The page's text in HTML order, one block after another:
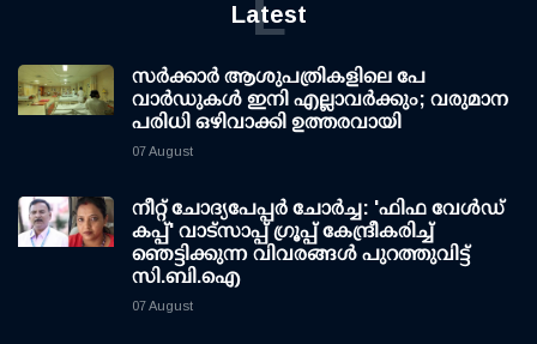
Latest
L
സര്‍ക്കാര്‍ ആശുപത്രികളിലെ പേ
വാര്‍ഡുകള്‍ ഇനി എല്ലാവര്‍ക്കും; വരുമാന
പരിധി ഒഴിവാക്കി ഉത്തരവായി
07 August
നീറ്റ് ചോദ്യപേപ്പര്‍ ചോര്‍ച്ച: 'ഫിഫ വേള്‍ഡ്
കപ്പ്' വാട്സാപ്പ് ഗ്രൂപ്പ് കേന്ദ്രീകരിച്ച്
ഞെട്ടിക്കുന്ന വിവരങ്ങള്‍ പുറത്തുവിട്ട്
സി.ബി.ഐ
07 August